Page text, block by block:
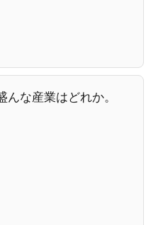
な産業はどれか。